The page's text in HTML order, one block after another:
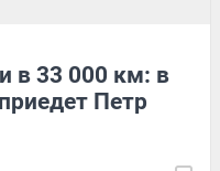
в 33 000 км: в
Петр